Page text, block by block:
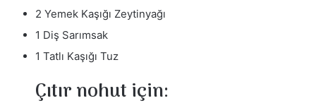
2 Yemek Kaşığı Zeytinyağı
1 Diş Sarımsak
1 Tatlı Kaşığı Tuz
Çıtır nohut için: